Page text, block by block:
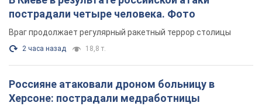
пострадали четыре человека. Фото
Враг продолжает регулярный ракетный террор столицы
2 часа назад 18,8 т.
Россияне атаковали дроном больницу в
Херсоне: пострадали медработницы